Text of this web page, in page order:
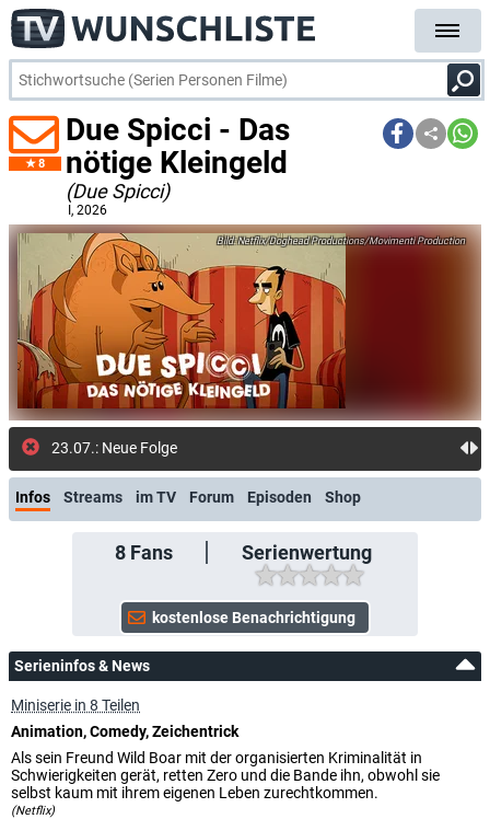
8
Due Spicci - Das
nötige Kleingeld
(Due Spicci)
, 2026
Netflix/Doghead Productions/Movimenti Production
23.07.: Neue Folge: Letzter Ausweg (Ne
Infos Streams im TV Forum Episoden Shop
8Fans Serienwertung
Serieninfos & News
Miniserie in 8 Teilen
Animation, Comedy, Zeichentrick
Als sein Freund Wild Boar mit der organisierten Kriminalität in
Schwierigkeiten gerät, retten Zero und die Bande ihn, obwohl sie
selbst kaum mit ihrem eigenen Leben zurechtkommen.
(Netflix)